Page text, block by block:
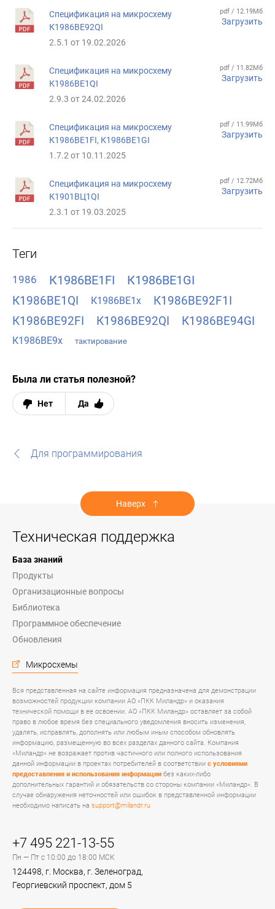
Спецификация на микросхему
К1986ВЕ92QI
2.5.1 от 19.02.2026
pdf / 12.19Мб
Загрузить
Спецификация на микросхему
К1986ВЕ1QI
2.9.3 от 24.02.2026
pdf / 11.82Мб
Загрузить
Спецификация на микросхему
К1986ВЕ1FI, К1986ВЕ1GI
1.7.2 от 10.11.2025
pdf / 11.99Мб
Загрузить
Спецификация на микросхему
К1901ВЦ1QI
2.3.1 от 19.03.2025
pdf / 12.72Мб
Загрузить
Теги
1986 К1986ВЕ1FI К1986ВЕ1GI
К1986ВЕ1QI К1986ВЕ1x
К1986ВЕ92F1I
К1986ВЕ92FI
К1986ВЕ92QI К1986ВЕ94GI
К1986ВЕ9x тактирование
Была ли статья полезной?
Нет Да
Для программирования
Наверх
Техническая поддержка
База знаний
Продукты
Организационные вопросы
Библиотека
Программное обеспечение
Обновления
Микросхемы
Вся представленная на сайте информация предназначена для демонстрации
возможностей продукции компании АО «ПКК Миландр» и оказания
технической помощи в ее освоении. АО «ПКК Миландр» оставляет за собой
право в любое время без специального уведомления вносить изменения,
удалять, исправлять, дополнять или любым иным способом обновлять
информацию, размещенную во всех разделах данного сайта. Компания
«Миландр» не возражает против частичного или полного использования
данной информации в проектах потребителей в соответствии с условиями
предоставления и использования информации без каких-либо
дополнительных гарантий и обязательств со стороны компании «Миландр». В
случае обнаружения неточностей или ошибок в представленной информации
необходимо написать на support@milandr.ru
+7 495 221-13-55
Пн — Пт с 10:00 до 18:00 МСК
124498, г. Москва, г. Зеленоград,
Георгиевский проспект, дом 5